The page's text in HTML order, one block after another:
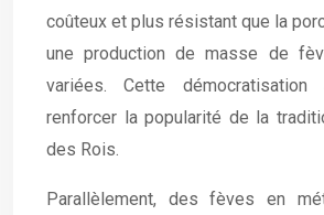
coûteux et plus résistant que la
une production de masse de
variées. Cette
renforcer la popularité de la
des Rois.
Parallèlement, des fèves en